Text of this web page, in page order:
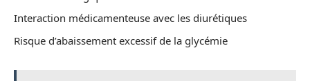
Interaction médicamenteuse avec les diurétiques
Risque d’abaissement excessif de la glycémie